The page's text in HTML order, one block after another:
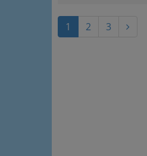
1 2 3